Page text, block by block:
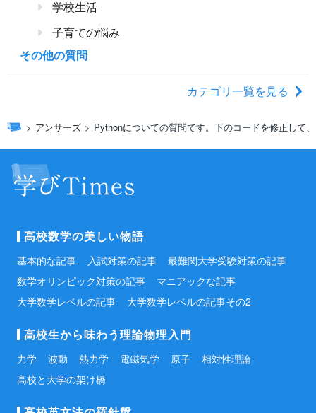
学校生活
子育ての悩み
その他の質問
カテゴリ一覧を見る
アンサーズ Pythonについての質問です。下のコードを修正して
高校数学の美しい物語
基本的な記事 入試対策の記事
最難関大学受験対策の記事
数学オリンピック対策の記事
マニアックな記事
大学数学レベルの記事
大学数学レベルの記事その2
高校生から味わう理論物理入門
力学 波動 熱力学 電磁気学 原子
相対性理論
高校と大学の架け橋